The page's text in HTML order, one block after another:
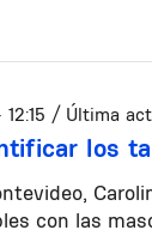
/ Última
los
con las